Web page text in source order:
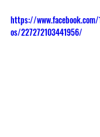
https://
os/227272103441956/